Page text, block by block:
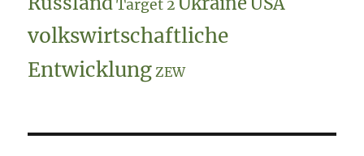
Target 2
volkswirtschaftliche
Entwicklung ZEW